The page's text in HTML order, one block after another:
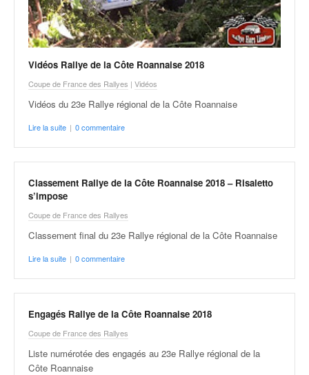
Vidéos Rallye de la Côte Roannaise 2018
Coupe de France des Rallyes | Vidéos
Vidéos du 23e Rallye régional de la Côte Roannaise
Lire la suite | 0 commentaire
Classement Rallye de la Côte Roannaise 2018 – Risaletto
s’impose
Coupe de France des Rallyes
Classement final du 23e Rallye régional de la Côte Roannaise
Lire la suite | 0 commentaire
Engagés Rallye de la Côte Roannaise 2018
Coupe de France des Rallyes
Liste numérotée des engagés au 23e Rallye régional de la
Côte Roannaise